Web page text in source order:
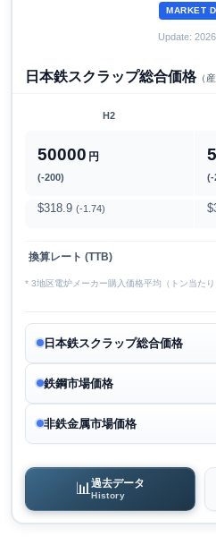
MARKET
Update:
日本鉄スクラップ総合価格（産
H2
50000 円
(-200) (-
$318.9 (-1.74)
換算レート (TTB)
* 3地区電炉メーカー購入価格平均（トン当たり
日本鉄スクラップ総合価格
鉄鋼市場価格
非鉄金属市場価格
📊過去データ
History